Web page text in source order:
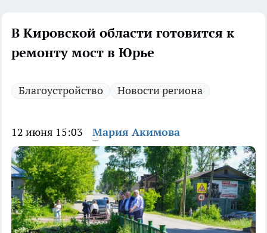
В Кировской области готовится к
ремонту мост в Юрье
Благоустройство Новости региона
12 июня 15:03 Мария Акимова